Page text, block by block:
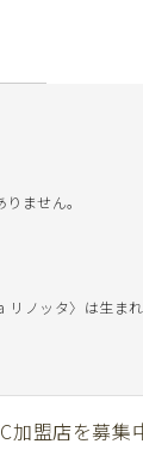
ません。
ノッタ〉は生まれ
加盟店を募集